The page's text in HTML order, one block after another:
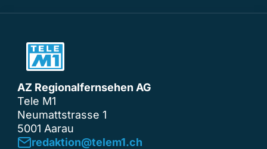
AZ Regionalfernsehen AG
Tele M1
Neumattstrasse 1
5001 Aarau
redaktion@telem1.ch